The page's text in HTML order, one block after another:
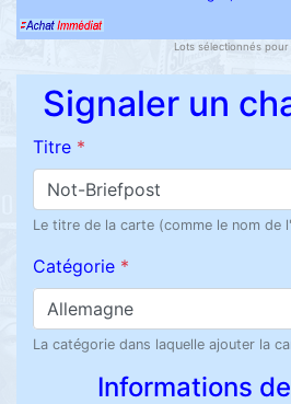
Lots sélectionnés pour
Signaler un
Titre *
Le titre de la carte (comme le nom de
Catégorie *
Allemagne
La catégorie dans laquelle ajouter la
Informations